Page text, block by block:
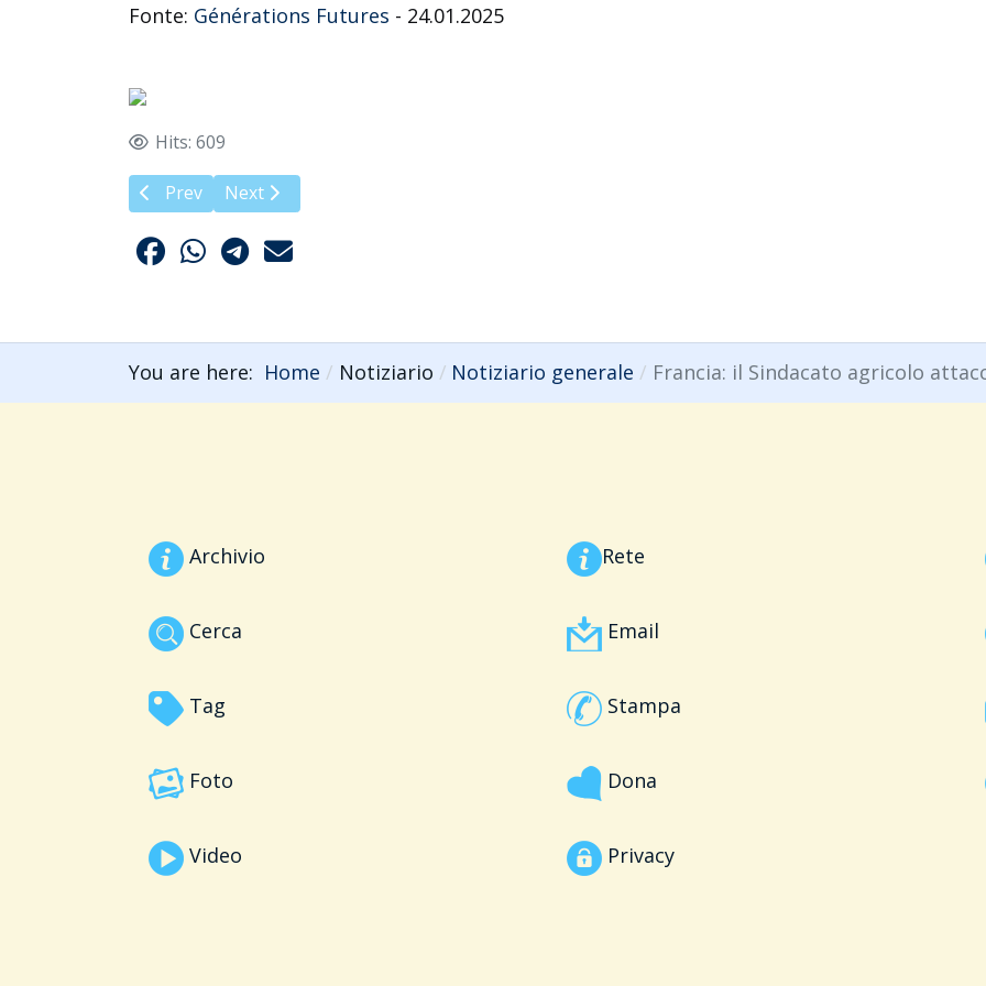
Fonte: Générations Futures - 24.01.2025
Hits: 609
Previous article: I pesticidi hanno effetti negativi sugli organismi non bersaglio
Prev Next article: Più vigneti = più pesticidi
Next
You are here: Home Notiziario Notiziario generale Francia: il Sindacato agricolo
Archivio
Cerca
Tag
Foto
Video
Rete
Email
Stampa
Dona
Privacy